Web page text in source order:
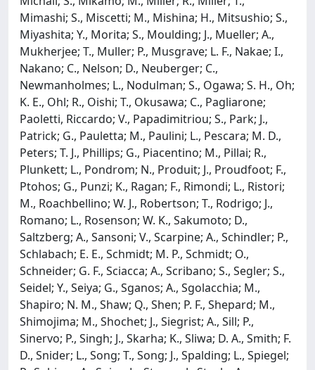
Mimashi; S., Miscetti; M., Mishina; H., Mitsushio; S.,
Miyashita; Y., Morita; S., Moulding; J., Mueller; A.,
Mukherjee; T., Muller; P., Musgrave; L. F., Nakae; I.,
Nakano; C., Nelson; D., Neuberger; C.,
Newmanholmes; L., Nodulman; S., Ogawa; S. H., Oh;
K. E., Ohl; R., Oishi; T., Okusawa; C., Pagliarone;
Paoletti, Riccardo; V., Papadimitriou; S., Park; J.,
Patrick; G., Pauletta; M., Paulini; L., Pescara; M. D.,
Peters; T. J., Phillips; G., Piacentino; M., Pillai; R.,
Plunkett; L., Pondrom; N., Produit; J., Proudfoot; F.,
Ptohos; G., Punzi; K., Ragan; F., Rimondi; L., Ristori;
M., Roachbellino; W. J., Robertson; T., Rodrigo; J.,
Romano; L., Rosenson; W. K., Sakumoto; D.,
Saltzberg; A., Sansoni; V., Scarpine; A., Schindler; P.,
Schlabach; E. E., Schmidt; M. P., Schmidt; O.,
Schneider; G. F., Sciacca; A., Scribano; S., Segler; S.,
Seidel; Y., Seiya; G., Sganos; A., Sgolacchia; M.,
Shapiro; N. M., Shaw; Q., Shen; P. F., Shepard; M.,
Shimojima; M., Shochet; J., Siegrist; A., Sill; P.,
Sinervo; P., Singh; J., Skarha; K., Sliwa; D. A., Smith; F.
D., Snider; L., Song; T., Song; J., Spalding; L., Spiegel;